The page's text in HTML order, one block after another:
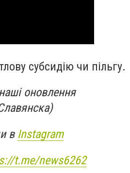
субсидію чи пільгу.
оновлення
в Instagram
t.me/news6262